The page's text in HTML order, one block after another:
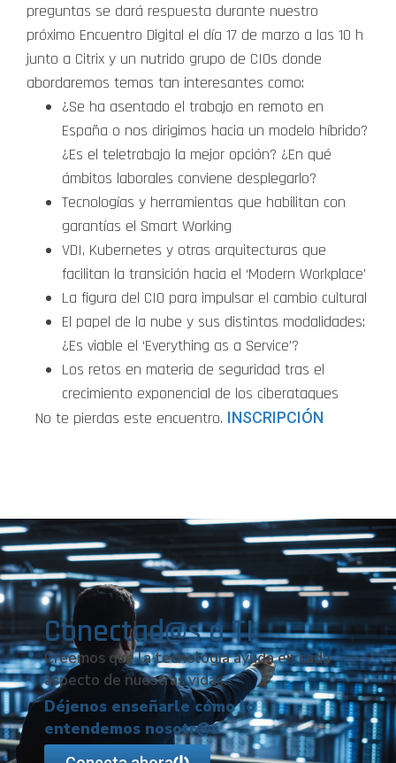
preguntas se dará respuesta durante nuestro
próximo Encuentro Digital el día 17 de marzo a las 10 h
junto a Citrix y un nutrido grupo de CIOs donde
abordaremos temas tan interesantes como:
¿Se ha asentado el trabajo en remoto en
España o nos dirigimos hacia un modelo híbrido?
¿Es el teletrabajo la mejor opción? ¿En qué
ámbitos laborales conviene desplegarlo?
Tecnologías y herramientas que habilitan con
garantías el Smart Working
VDI, Kubernetes y otras arquitecturas que
facilitan la transición hacia el ‘Modern Workplace’
La figura del CIO para impulsar el cambio cultural
El papel de la nube y sus distintas modalidades:
¿Es viable el ‘Everything as a Service’?
Los retos en materia de seguridad tras el
crecimiento exponencial de los ciberataques
No te pierdas este encuentro. INSCRIPCIÓN
Conectad@s a TI
Creemos que la tecnología ayuda en cada
aspecto de nuestras vidas.
Déjenos enseñarle cómo lo
entendemos nosotr@s